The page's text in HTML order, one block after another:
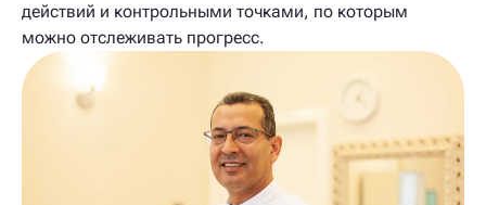
действий и контрольными точками, по которым
можно отслеживать прогресс.